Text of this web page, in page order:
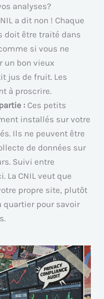
analyses?
a dit non ! Chaque
doit être traité dans
si vous ne
un bon vieux
jus de fruit. Les
à proscrire.
: Ces petits
installés sur votre
Ils ne peuvent être
de données sur
Suivi entre
La CNIL veut que
propre site, plutôt
quartier pour savoir